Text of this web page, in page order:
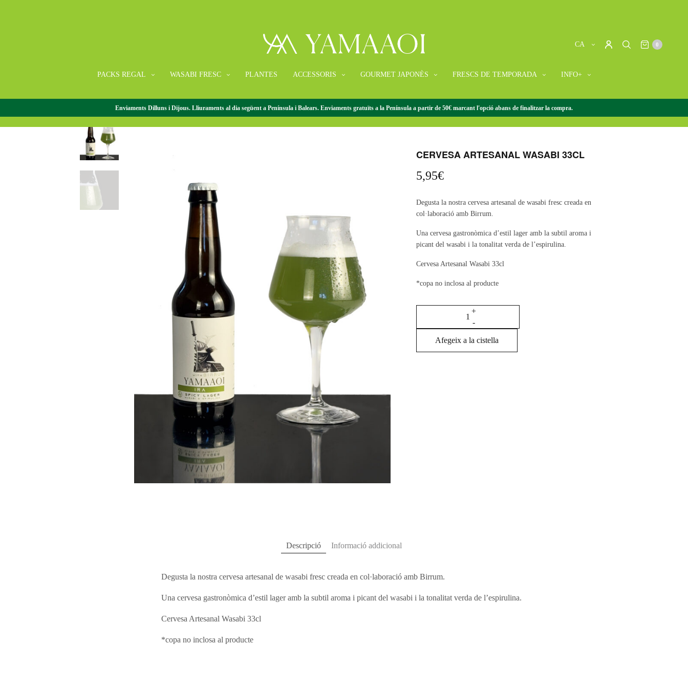
CA 0
PACKS REGAL WASABI FRESC PLANTES ACCESSORIS GOURMET JAPONÈS FRESCS DE TEMPORADA INFO+
Enviaments Dilluns i Dijous. Lliuraments al dia següent a Península i Balears. Enviaments gratuïts a la Península a partir de 50€ marcant l'opció abans de finalitzar la compra.
CERVESA ARTESANAL WASABI 33CL
5,95€
Degusta la nostra cervesa artesanal de wasabi fresc creada en
col·laboració amb Birrum.
Una cervesa gastronòmica d’estil lager amb la subtil aroma i
picant del wasabi i la tonalitat verda de l’espirulina.
Cervesa Artesanal Wasabi 33cl
*copa no inclosa al producte
Afegeix a la cistella
Descripció Informació addicional
Degusta la nostra cervesa artesanal de wasabi fresc creada en col·laboració amb Birrum.
Una cervesa gastronòmica d’estil lager amb la subtil aroma i picant del wasabi i la tonalitat verda de l’espirulina.
Cervesa Artesanal Wasabi 33cl
*copa no inclosa al producte